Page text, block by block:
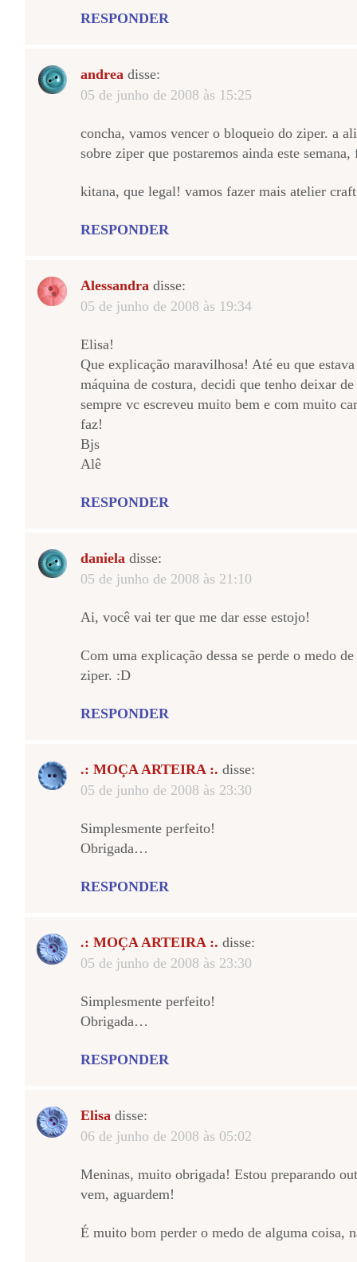
RESPONDER
andrea disse:
05 de junho de 2008 às 15:25
concha, vamos vencer o bloqueio do ziper. a
sobre ziper que postaremos ainda este
kitana, que legal! vamos fazer mais atelier
RESPONDER
Alessandra disse:
05 de junho de 2008 às 19:34
Elisa!
Que explicação maravilhosa! Até eu que
máquina de costura, decidi que tenho deixar
sempre vc escreveu muito bem e com muito
faz!
Bjs
Alê
RESPONDER
daniela disse:
05 de junho de 2008 às 21:10
Ai, você vai ter que me dar esse estojo!
Com uma explicação dessa se perde o medo
ziper. :D
RESPONDER
.: MOÇA ARTEIRA :. disse:
05 de junho de 2008 às 23:30
Simplesmente perfeito!
Obrigada…
RESPONDER
.: MOÇA ARTEIRA :. disse:
05 de junho de 2008 às 23:30
Simplesmente perfeito!
Obrigada…
RESPONDER
Elisa disse:
06 de junho de 2008 às 05:02
Meninas, muito obrigada! Estou preparando
vem, aguardem!
É muito bom perder o medo de alguma coisa,